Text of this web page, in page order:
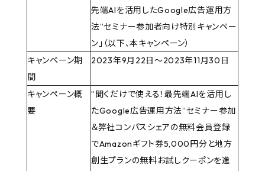
先端AIを活用したGoogle広告運用方
法”セミナー参加者向け特別キャンペー
ン」（以下、本キャンペーン）
キャンペーン期
間
2023年9月22日～2023年11月30日
キャンペーン概
要
”聞くだけで使える！最先端AIを活用し
たGoogle広告運用方法”セミナー参加
＆弊社コンパスシェアの無料会員登録
でAmazonギフト券5,000円分と地方
創生プランの無料お試しクーポンを進